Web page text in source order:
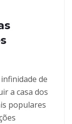
de
a casa dos
populares